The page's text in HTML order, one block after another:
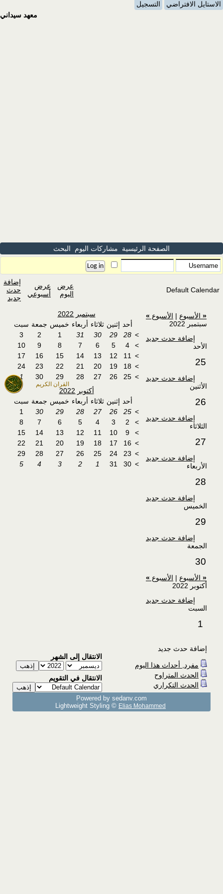
القران الكريم
الاستايل الافتراضي
التسجيل
معهد سيداني
الصفحة الرئيسية مشاركات اليوم البحث
Default Calendar
عرض
اليوم
عرض
أسبوعي
إضافة
حدث
جديد
« الأسبوع | الأسبوع »
سبتمبر 2022
إضافة حدث جديد
الأحد
25
إضافة حدث جديد
الأثنين
26
إضافة حدث جديد
الثلاثاء
27
إضافة حدث جديد
الأربعاء
28
إضافة حدث جديد
الخميس
29
إضافة حدث جديد
الجمعة
30
« الأسبوع | الأسبوع »
أكتوبر 2022
إضافة حدث جديد
السبت
1
سبتمبر 2022
أحد إثنين ثلاثاء أربعاء خميس جمعة سبت
>
28
29
30
31
1
2
3
>
4
5
6
7
8
9
10
>
11
12
13
14
15
16
17
>
18
19
20
21
22
23
24
>
25
26
27
28
29
30
1
أكتوبر 2022
أحد إثنين ثلاثاء أربعاء خميس جمعة سبت
>
25
26
27
28
29
30
1
>
2
3
4
5
6
7
8
>
9
10
11
12
13
14
15
>
16
17
18
19
20
21
22
>
23
24
25
26
27
28
29
>
30
31
1
2
3
4
5
إضافة حدث جديد
مفرد, أحداث هذا اليوم
الحدث المتراوح
الحدث التكراري
الانتقال إلى الشهر
الانتقال في التقويم
Powered by sedany.com
Lightweight Styling © Elias Mohammed